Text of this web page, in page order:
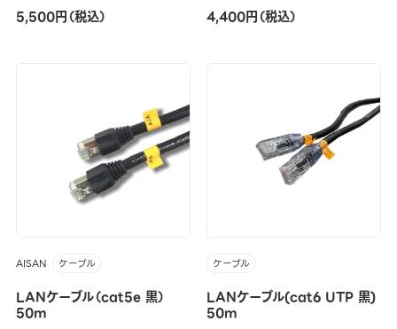
5,500円（税込） 4,400円（税込）
AISAN ケーブル
LANケーブル（cat5e 黒）
50m
ケーブル
LANケーブル(cat6 UTP 黒)
50m